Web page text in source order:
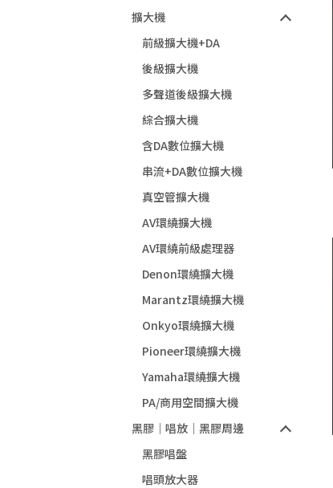
擴大機
前級擴大機+DA
後級擴大機
多聲道後級擴大機
綜合擴大機
含DA數位擴大機
串流+DA數位擴大機
真空管擴大機
AV環繞擴大機
AV環繞前級處理器
Denon環繞擴大機
Marantz環繞擴大機
Onkyo環繞擴大機
Pioneer環繞擴大機
Yamaha環繞擴大機
PA/商用空間擴大機
黑膠｜唱放｜黑膠周邊
黑膠唱盤
唱頭放大器